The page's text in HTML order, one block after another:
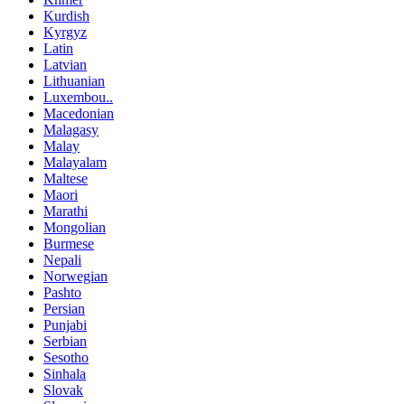
Kurdish
Kyrgyz
Latin
Latvian
Lithuanian
Luxembou..
Macedonian
Malagasy
Malay
Malayalam
Maltese
Maori
Marathi
Mongolian
Burmese
Nepali
Norwegian
Pashto
Persian
Punjabi
Serbian
Sesotho
Sinhala
Slovak